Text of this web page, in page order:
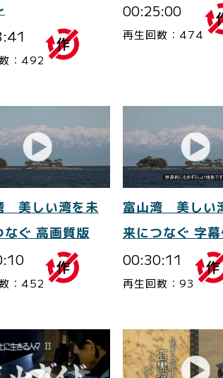
：492
00:25:00
再生回数：474
美しい湾を未
なぐ 高画質版
：452
富山湾 美しい
来につなぐ 字幕
00:30:11
再生回数：93